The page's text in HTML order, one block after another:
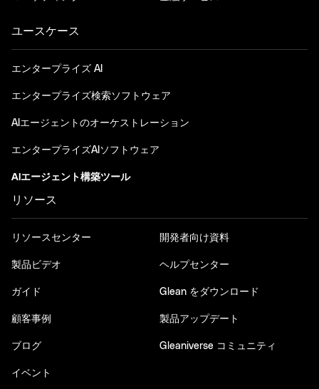
ユースケース
エンタープライズ AI
エンタープライズ検索ソフトウェア
AIエージェントのオーケストレーション
エンタープライズAIソフトウェア
AIエージェント構築ツール
リソース
リソースセンター
製品ビデオ
ガイド
顧客事例
ブログ
イベント
開発者向け資料
ヘルプセンター
Glean をダウンロード
製品アップデート
Gleaniverse コミュニティ